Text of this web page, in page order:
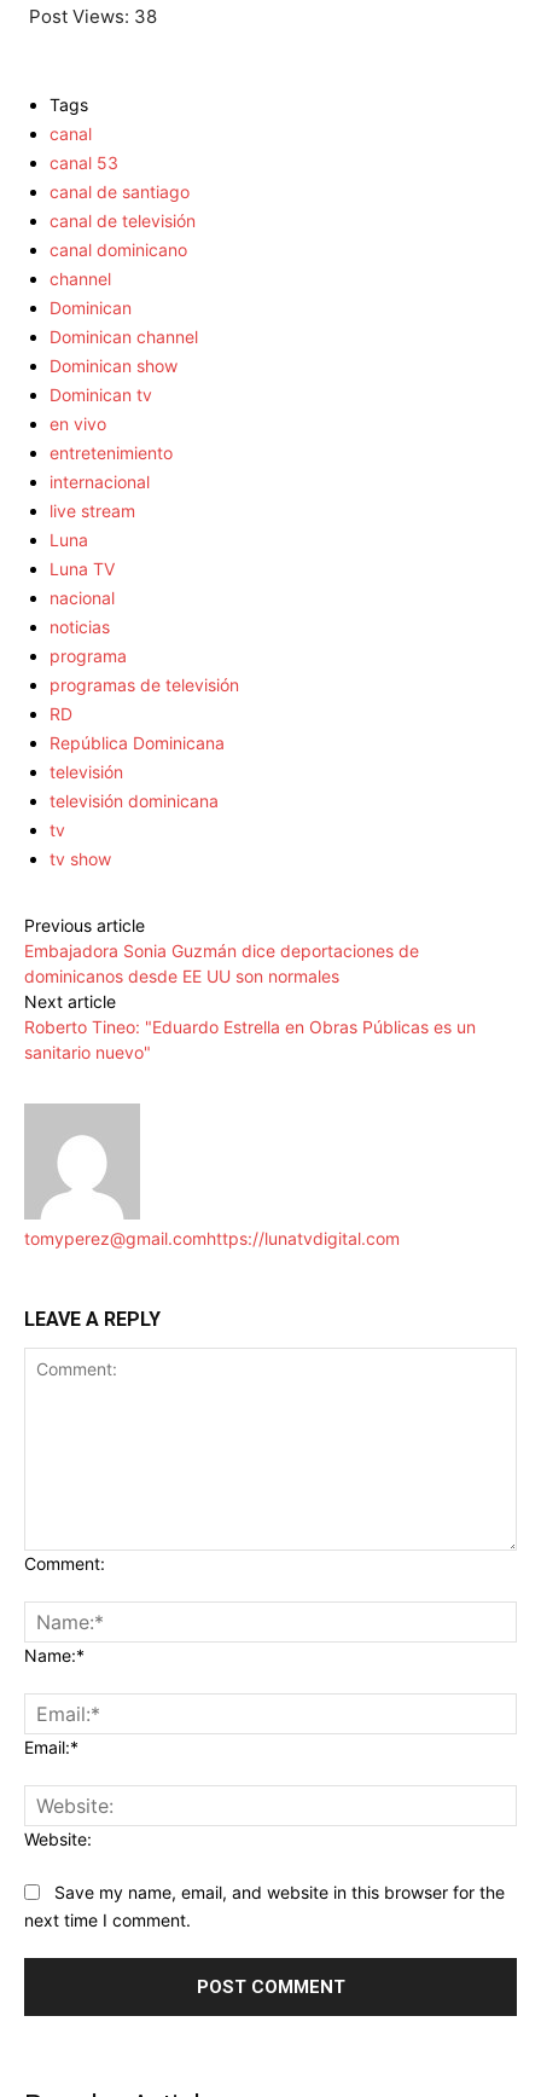
Post Views: 38
Tags
canal
canal 53
canal de santiago
canal de televisión
canal dominicano
channel
Dominican
Dominican channel
Dominican show
Dominican tv
en vivo
entretenimiento
internacional
live stream
Luna
Luna TV
nacional
noticias
programa
programas de televisión
RD
República Dominicana
televisión
televisión dominicana
tv
tv show
Previous article
Embajadora Sonia Guzmán dice deportaciones de
dominicanos desde EE UU son normales
Next article
Roberto Tineo: "Eduardo Estrella en Obras Públicas es un
sanitario nuevo"
tomyperez@gmail.comhttps://lunatvdigital.com
LEAVE A REPLY
Comment:
Name:*
Email:*
Website:
Save my name, email, and website in this browser for the
next time I comment.